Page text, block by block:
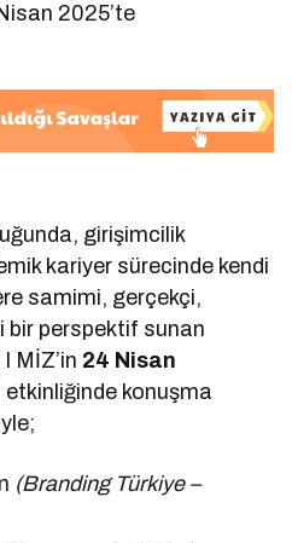
2025’te
girişimcilik
kariyer sürecinde kendi
samimi, gerçekçi,
bir perspektif sunan
MİZ’in 24 Nisan
etkinliğinde konuşma
(Branding Türkiye –